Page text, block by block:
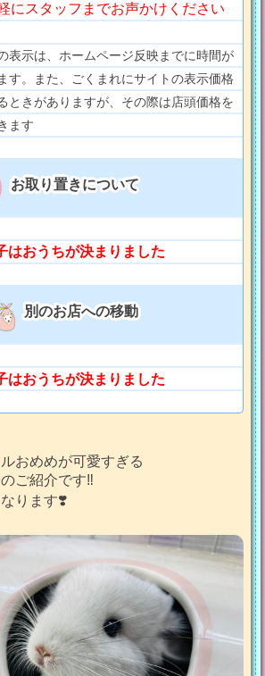
にスタッフまでお声かけください
表示は、ホームページ反映までに時間が
す。また、ごくまれにサイトの表示価格
ときがありますが、その際は店頭価格を
ます
お取り置きについて
はおうちが決まりました
別のお店への移動
はおうちが決まりました
おめめが可愛すぎる
ご紹介です‼️
ります❣️